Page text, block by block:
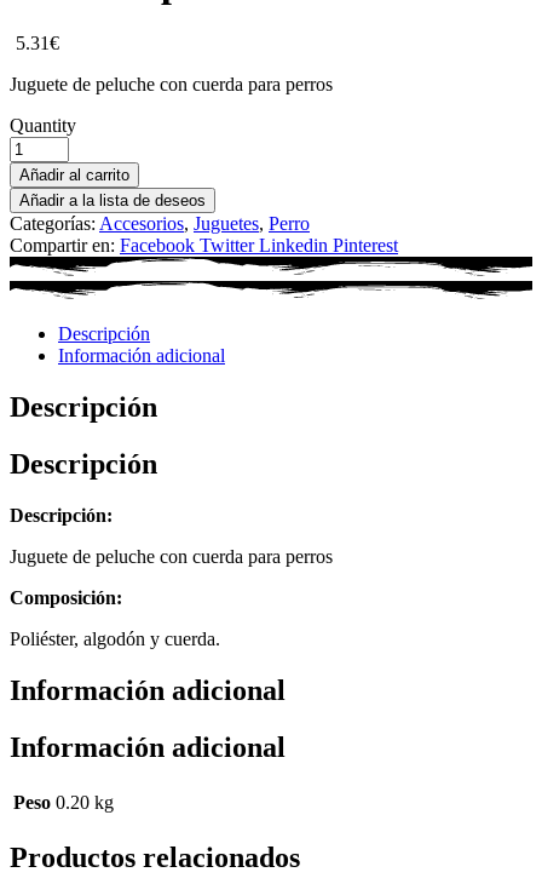
5.31€
Juguete de peluche con cuerda para perros
Quantity
Añadir al carrito
Añadir a la lista de deseos
Categorías: Accesorios, Juguetes, Perro
Compartir en: Facebook Twitter Linkedin Pinterest
Descripción
Información adicional
Descripción
Descripción
Descripción:
Juguete de peluche con cuerda para perros
Composición:
Poliéster, algodón y cuerda.
Información adicional
Información adicional
Peso 0.20 kg
Productos relacionados